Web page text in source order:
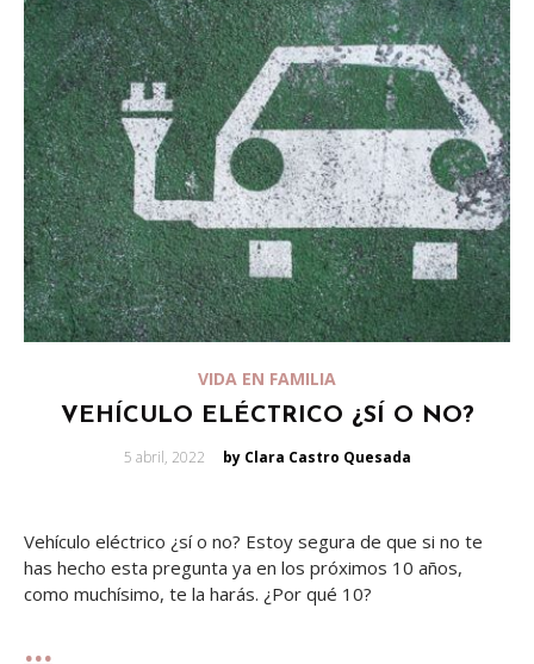
VIDA EN FAMILIA
VEHÍCULO ELÉCTRICO ¿SÍ O NO?
Posted
5 abril, 2022 by Clara Castro Quesada
Vehículo eléctrico ¿sí o no? Estoy segura de que si no te
has hecho esta pregunta ya en los próximos 10 años,
como muchísimo, te la harás. ¿Por qué 10?